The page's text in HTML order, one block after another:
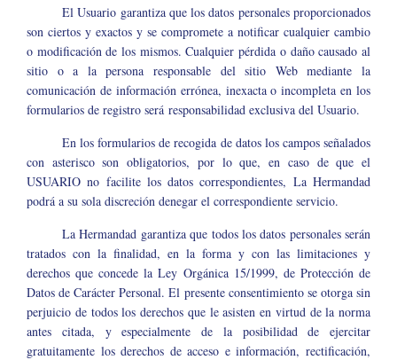
El Usuario garantiza que los datos personales proporcionados
son ciertos y exactos y se compromete a notificar cualquier cambio
o modificación de los mismos. Cualquier pérdida o daño causado al
sitio o a la persona responsable del sitio Web mediante la
comunicación de información errónea, inexacta o incompleta en los
formularios de registro será responsabilidad exclusiva del Usuario.
En los formularios de recogida de datos los campos señalados
con asterisco son obligatorios, por lo que, en caso de que el
USUARIO no facilite los datos correspondientes, La Hermandad
podrá a su sola discreción denegar el correspondiente servicio.
La Hermandad garantiza que todos los datos personales serán
tratados con la finalidad, en la forma y con las limitaciones y
derechos que concede la Ley Orgánica 15/1999, de Protección de
Datos de Carácter Personal. El presente consentimiento se otorga sin
perjuicio de todos los derechos que le asisten en virtud de la norma
antes citada, y especialmente de la posibilidad de ejercitar
gratuitamente los derechos de acceso e información, rectificación,